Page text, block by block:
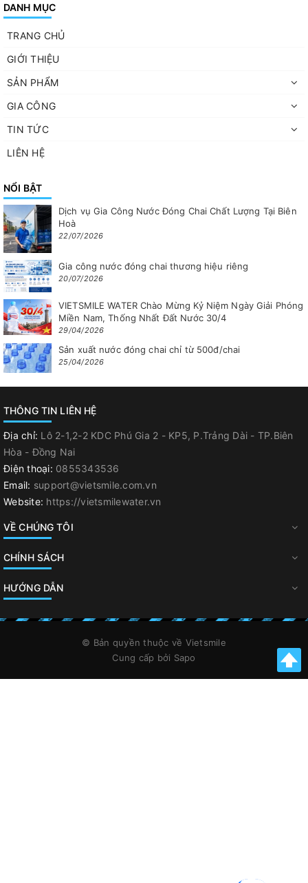
DANH MỤC
TRANG CHỦ
GIỚI THIỆU
SẢN PHẨM
GIA CÔNG
TIN TỨC
LIÊN HỆ
NỔI BẬT
Dịch vụ Gia Công Nước Đóng Chai Chất Lượng Tại Biên
Hoà
22/07/2026
Gia công nước đóng chai thương hiệu riêng
20/07/2026
VIETSMILE WATER Chào Mừng Kỷ Niệm Ngày Giải Phóng
Miền Nam, Thống Nhất Đất Nước 30/4
29/04/2026
Sản xuất nước đóng chai chỉ từ 500đ/chai
25/04/2026
THÔNG TIN LIÊN HỆ
Địa chỉ: Lô 2-1,2-2 KDC Phú Gia 2 - KP5, P.Trảng Dài - TP.Biên
Hòa - Đồng Nai
Điện thoại: 0855343536
Email: support@vietsmile.com.vn
Website: https://vietsmilewater.vn
VỀ CHÚNG TÔI
CHÍNH SÁCH
HƯỚNG DẪN
© Bản quyền thuộc về Vietsmile
Cung cấp bởi Sapo